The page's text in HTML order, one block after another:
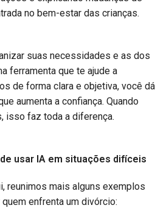
no bem-estar das crianças.
suas necessidades e as dos
ferramenta que te ajude a
de forma clara e objetiva, você dá
aumenta a confiança. Quando
isso faz toda a diferença.
usar IA em situações difíceis
reunimos mais alguns exemplos
enfrenta um divórcio: